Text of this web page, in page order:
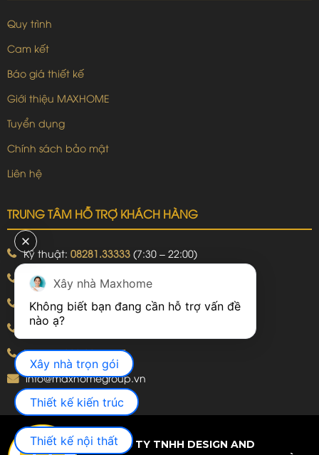
Quy trình
Cam kết
Báo giá thiết kế
Giới thiệu MAXHOME
Tuyển dụng
Chính sách bảo mật
Liên hệ
TRUNG TÂM HỖ TRỢ KHÁCH HÀNG
Kỹ thuật: 08281.33333 (7:30 – 22:00)
Khiếu nại: 09240.99999 (7:30 – 22:00)
Bảo hành:09240.99999(8:00 – 21:00)
Hotline: 092.774.8888
Hotline: 092.924.5555
info@maxhomegroup.vn
CÔNG TY TNHH DESIGN AND
Xây nhà Maxhome
Không biết bạn đang cần hỗ trợ vấn đề
Xây nhà trọn gói
Thiết kế kiến trúc
Thiết kế nội thất